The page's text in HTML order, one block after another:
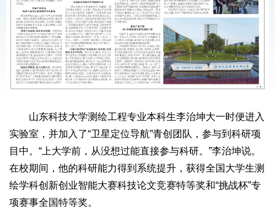
山东科技大学测绘工程专业本科生李治坤大一时便进入
实验室，并加入了“卫星定位导航”青创团队，参与到科研项
目中。“上大学前，从没想过能直接参与科研。”李治坤说。
在校期间，他的科研能力得到系统提升，获得全国大学生测
绘学科创新创业智能大赛科技论文竞赛特等奖和“挑战杯”专
项赛事全国特等奖。